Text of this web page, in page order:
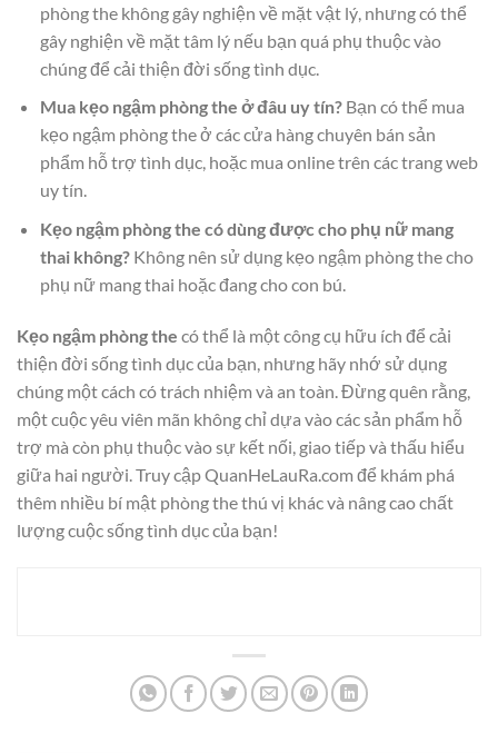
phòng the không gây nghiện về mặt vật lý, nhưng có thể
gây nghiện về mặt tâm lý nếu bạn quá phụ thuộc vào
chúng để cải thiện đời sống tình dục.
Mua kẹo ngậm phòng the ở đâu uy tín?Bạn có thể mua
kẹo ngậm phòng the ở các cửa hàng chuyên bán sản
phẩm hỗ trợ tình dục, hoặc mua online trên các trang web
uy tín.
Kẹo ngậm phòng the có dùng được cho phụ nữ mang
thai không?Không nên sử dụng kẹo ngậm phòng the cho
phụ nữ mang thai hoặc đang cho con bú.
Kẹo ngậm phòng the có thể là một công cụ hữu ích để cải
thiện đời sống tình dục của bạn, nhưng hãy nhớ sử dụng
chúng một cách có trách nhiệm và an toàn. Đừng quên rằng,
một cuộc yêu viên mãn không chỉ dựa vào các sản phẩm hỗ
trợ mà còn phụ thuộc vào sự kết nối, giao tiếp và thấu hiểu
giữa hai người. Truy cập QuanHeLauRa.com để khám phá
thêm nhiều bí mật phòng the thú vị khác và nâng cao chất
lượng cuộc sống tình dục của bạn!